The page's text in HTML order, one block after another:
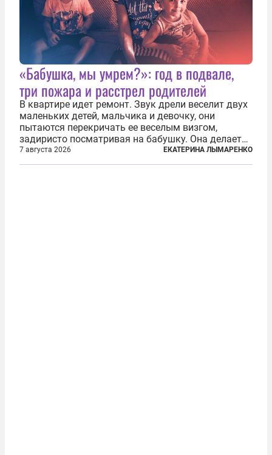
«Бабушка, мы умрем?»: год в подвале,
три пожара и расстрел родителей
В квартире идет ремонт. Звук дрели веселит двух
маленьких детей, мальчика и девочку, они
пытаются перекричать ее веселым визгом,
задиристо посматривая на бабушку. Она делает
им замечание, но внуки чувствуют, что она
сердится невсерьез. И это правда: дрель, конечно,
7 августа 2026 ЕКАТЕРИНА ЛЫМАРЕНКО